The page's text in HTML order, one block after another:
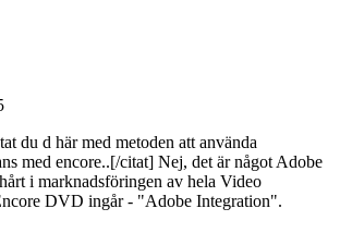
du d här med metoden att använda
med encore..[/citat] Nej, det är något Adobe
i marknadsföringen av hela Video
DVD ingår - "Adobe Integration".